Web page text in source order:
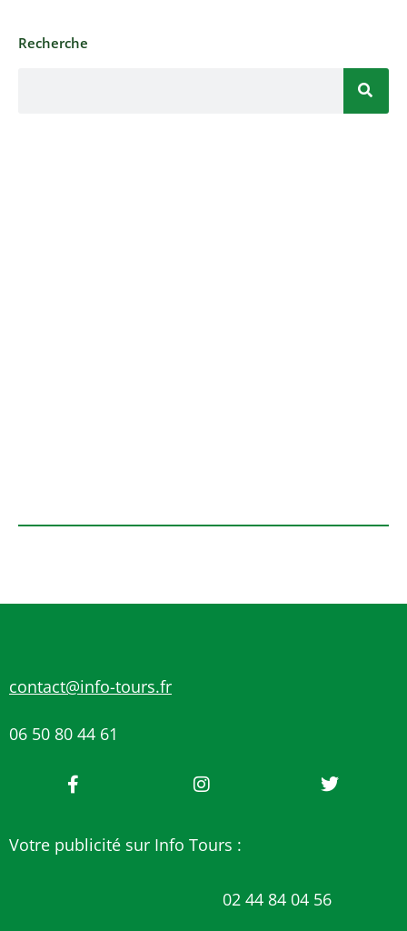
Recherche
contact@info-tours.fr
06 50 80 44 61
Votre publicité sur Info Tours :
02 44 84 04 56